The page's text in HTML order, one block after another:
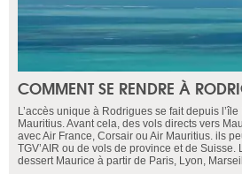
COMMENT SE RENDRE À
L’accès unique à Rodrigues se fait depuis
Mauritius. Avant cela, des vols directs vers
avec Air France, Corsair ou Air Mauritius. ils
TGV’AIR ou de vols de province et de
dessert Maurice à partir de Paris, Lyon,